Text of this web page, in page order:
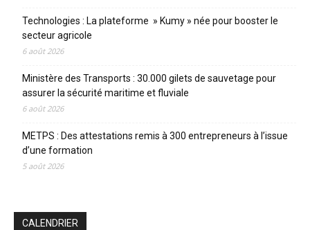
Technologies : La plateforme » Kumy » née pour booster le
secteur agricole
6 août 2026
Ministère des Transports : 30.000 gilets de sauvetage pour
assurer la sécurité maritime et fluviale
6 août 2026
METPS : Des attestations remis à 300 entrepreneurs à l’issue
d’une formation
5 août 2026
CALENDRIER